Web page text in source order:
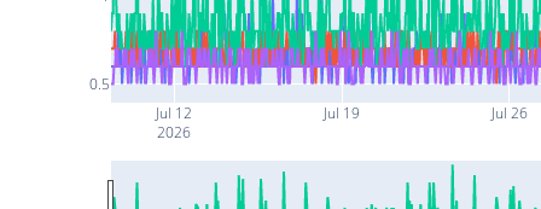
Jul 12
2026
Jul 19 Jul 26
0.5